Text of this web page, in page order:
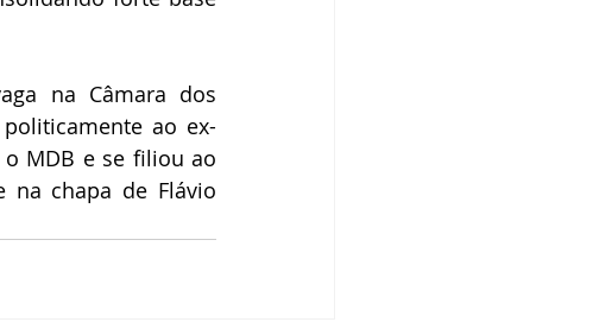
na Câmara dos
ao ex-
MDB e se filiou ao
na chapa de Flávio